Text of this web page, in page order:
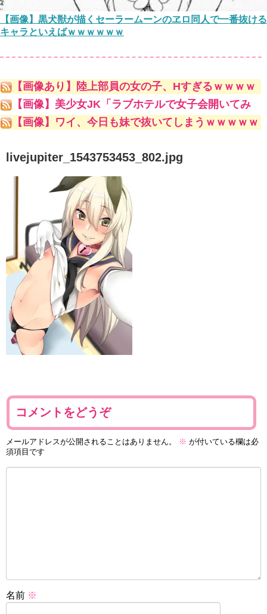
【画像】黒犬獣が描くセーラームーンのヱロ同人で一番抜ける
キャラといえばｗｗｗｗｗｗ
【画像あり】陸上部員の女の子、Hすぎるｗｗｗｗ
ｗ
【画像】美少女JK「ラブホテルで女子会開いてみ
たwww」ﾊﾟｼｬｯ
【画像】ワイ、今日も妹で抜いてしまうｗｗｗｗｗ
livejupiter_1543753453_802.jpg
コメントをどうぞ
メールアドレスが公開されることはありません。 ※ が付いている欄は必
須項目です
名前 ※